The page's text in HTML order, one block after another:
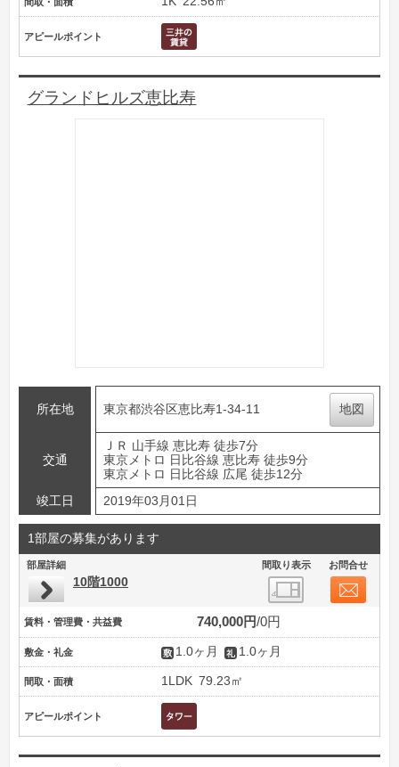
アピールポイント
グランドヒルズ恵比寿
所在地 東京都渋谷区恵比寿1-34-11 地図
交通
ＪＲ 山手線 恵比寿 徒歩7分
東京メトロ 日比谷線 恵比寿 徒歩9分
東京メトロ 日比谷線 広尾 徒歩12分
竣工日
2019年03月01日
1部屋の募集があります
部屋詳細 間取り表示 お問合せ
10階1000
賃料・管理費・共益費 740,000円 0円
敷金・礼金 1.0ヶ月 1.0ヶ月
間取・面積 1LDK 79.23㎡
アピールポイント